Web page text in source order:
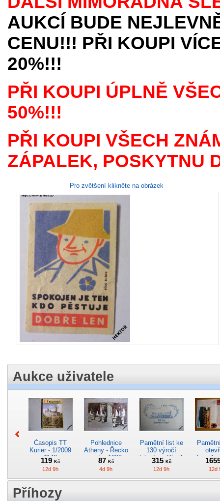
AUKCÍ BUDE
CENU!!! PŘI KOUPI
20%!!!
PŘI KOUPI ÚPLNĚ
50%!!!
PŘI KOUPI VŠECH
ZÁPALEK, POSKYTNU
Pro zvětšení klikněte na obrázek
Aukce uživatele
Časopis TT
Kurier - 1/2009
*142
119Kč
12d 9h
Pohlednice
Atheny - Řecko
z roku 1989.
Nová nepoužitá
*5019
87 Kč
4d 9h
Pamětní list ke
130 výročí
lokodepa Plzeň
*2963
315 Kč
12d 9h 12d
Příhozy